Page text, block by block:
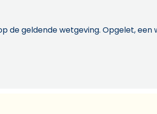
de geldende wetgeving. Opgelet, een